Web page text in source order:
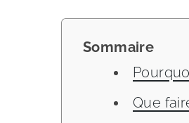
Sommaire
Que